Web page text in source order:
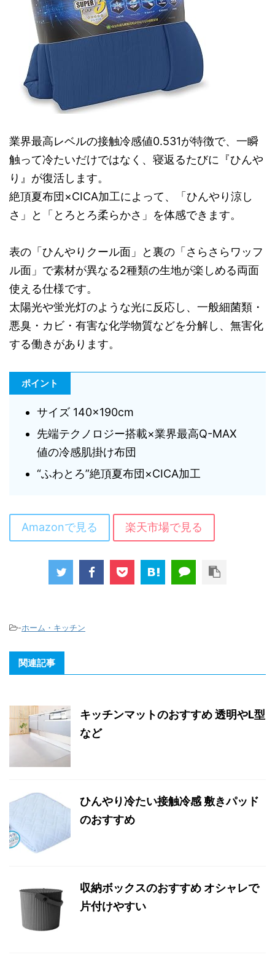
業界最高レベルの接触冷感値0.531が特徴で、一瞬
触って冷たいだけではなく、寝返るたびに『ひんや
り』が復活します。
絶頂夏布団×CICA加工によって、「ひんやり涼し
さ」と「とろとろ柔らかさ」を体感できます。
表の「ひんやりクール面」と裏の「さらさらワッフ
ル面」で素材が異なる2種類の生地が楽しめる両面
使える仕様です。
太陽光や蛍光灯のような光に反応し、一般細菌類・
悪臭・カビ・有害な化学物質などを分解し、無害化
する働きがあります。
ポイント
サイズ 140×190cm
先端テクノロジー搭載×業界最高Q-MAX
値の冷感肌掛け布団
“ふわとろ”絶頂夏布団×CICA加工
Amazonで見る 楽天市場で見る
-ホーム・キッチン
関連記事
キッチンマットのおすすめ 透明やL型
など
ひんやり冷たい接触冷感 敷きパッド
のおすすめ
収納ボックスのおすすめ オシャレで
片付けやすい